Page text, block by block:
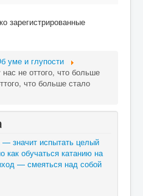
зарегистрированные
уме и глупости
не оттого, что больше
что больше стало
— значит испытать целый
обучаться катанию на
— смеяться над собой